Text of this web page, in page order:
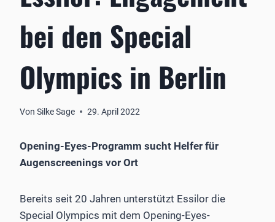
bei den Special
Olympics in Berlin
Von Silke Sage 29. April 2022
Opening-Eyes-Programm sucht Helfer für
Augenscreenings vor Ort
Bereits seit 20 Jahren unterstützt Essilor die
Special Olympics mit dem Opening-Eyes-